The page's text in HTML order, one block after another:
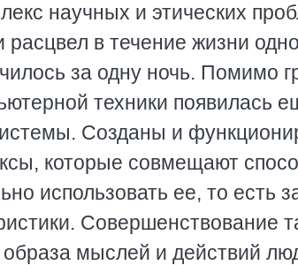
научных и этических
расцвел в течение жизни
за одну ночь. Помимо
техники появилась
Созданы и
которые совмещают
использовать ее, то есть
Совершенствование
образа мыслей и действий